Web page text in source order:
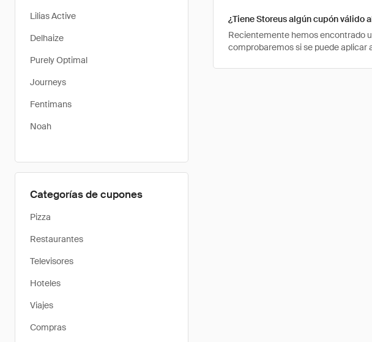
Lilias Active
Delhaize
Purely Optimal
Journeys
Fentimans
Noah
Categorías de cupones
Pizza
Restaurantes
Televisores
Hoteles
Viajes
Compras
¿Tiene Storeus algún cupón válido
Recientemente hemos encontrado
comprobaremos si se puede aplicar